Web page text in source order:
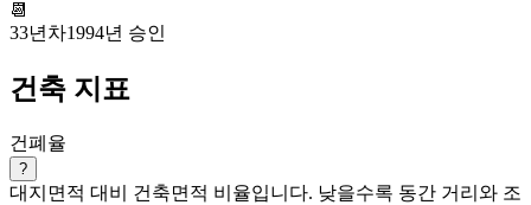
📆
33년차1994년 승인
건축 지표
건폐율
?
대지면적 대비 건축면적 비율입니다. 낮을수록 동간 거리와 조